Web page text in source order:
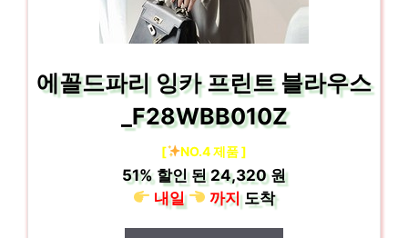
에꼴드파리 잉카 프린트 블라우스
_F28WBB010Z
[ NO.4 제품 ]
51% 할인 된24,320 원
내일
까지도착